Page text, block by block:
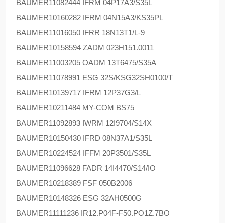
BAUMER11082444 IFRM 04P17A3/S35L
BAUMER10160282 IFRM 04N15A3/KS35PL
BAUMER11016050 IFRR 18N13T1/L-9
BAUMER10158594 ZADM 023H151.0011
BAUMER11003205 OADM 13T6475/S35A
BAUMER11078991 ESG 32S/KSG32SH0100/T
BAUMER10139717 IFRM 12P37G3/L
BAUMER10211484 MY-COM BS75
BAUMER11092893 IWRM 12I9704/S14X
BAUMER10150430 IFRD 08N37A1/S35L
BAUMER10224524 IFFM 20P3501/S35L
BAUMER11096628 FADR 14I4470/S14/IO
BAUMER10218389 FSF 050B2006
BAUMER10148326 ESG 32AH0500G
BAUMER11111236 IR12.P04F-F50.PO1Z.7BO